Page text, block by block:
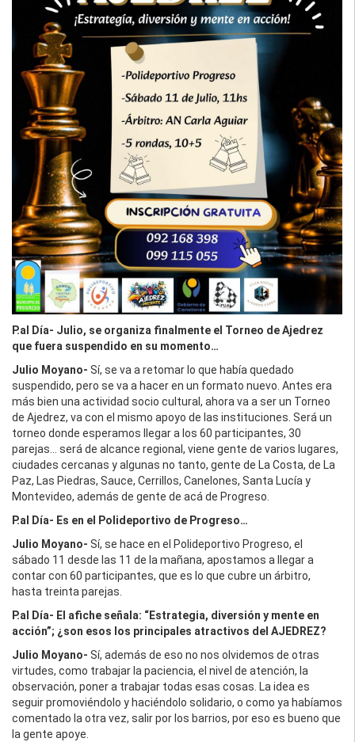
P.al Día- Julio, se organiza finalmente el Torneo de Ajedrez
que fuera suspendido en su momento…
Julio Moyano- Sí, se va a retomar lo que había quedado
suspendido, pero se va a hacer en un formato nuevo. Antes era
más bien una actividad socio cultural, ahora va a ser un Torneo
de Ajedrez, va con el mismo apoyo de las instituciones. Será un
torneo donde esperamos llegar a los 60 participantes, 30
parejas… será de alcance regional, viene gente de varios lugares,
ciudades cercanas y algunas no tanto, gente de La Costa, de La
Paz, Las Piedras, Sauce, Cerrillos, Canelones, Santa Lucía y
Montevideo, además de gente de acá de Progreso.
P.al Día- Es en el Polideportivo de Progreso…
Julio Moyano- Sí, se hace en el Polideportivo Progreso, el
sábado 11 desde las 11 de la mañana, apostamos a llegar a
contar con 60 participantes, que es lo que cubre un árbitro,
hasta treinta parejas.
P.al Día- El afiche señala: “Estrategia, diversión y mente en
acción”; ¿son esos los principales atractivos del AJEDREZ?
Julio Moyano- Sí, además de eso no nos olvidemos de otras
virtudes, como trabajar la paciencia, el nivel de atención, la
observación, poner a trabajar todas esas cosas. La idea es
seguir promoviéndolo y haciéndolo solidario, o como ya habíamos
comentado la otra vez, salir por los barrios, por eso es bueno que
la gente apoye.